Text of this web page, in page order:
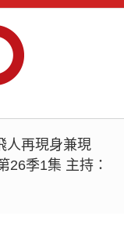
人再現身兼現
季1集 主持：